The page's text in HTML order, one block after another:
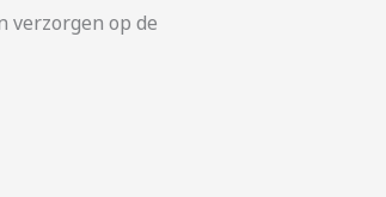
verzorgen op de